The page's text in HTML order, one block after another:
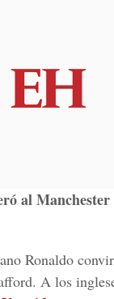
al
Ronaldo
A los